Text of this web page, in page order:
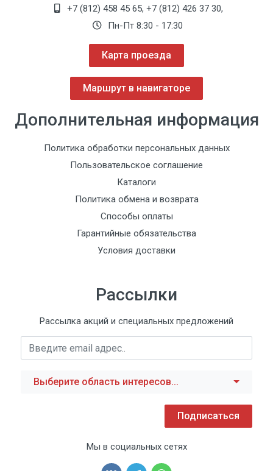
+7 (812) 458 45 65, +7 (812) 426 37 30,
Пн-Пт 8:30 - 17:30
Карта проезда
Маршрут в навигаторе
Дополнительная информация
Политика обработки персональных данных
Пользовательское соглашение
Каталоги
Политика обмена и возврата
Способы оплаты
Гарантийные обязательства
Условия доставки
Рассылки
Рассылка акций и специальных предложений
Выберите область интересов...
Подписаться
Мы в социальных сетях